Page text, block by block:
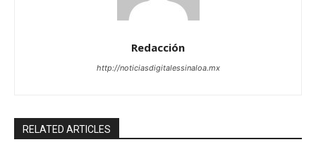
Redacción
http://noticiasdigitalessinaloa.mx
RELATED ARTICLES